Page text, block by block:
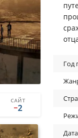
САЙТ
13
−2
Год